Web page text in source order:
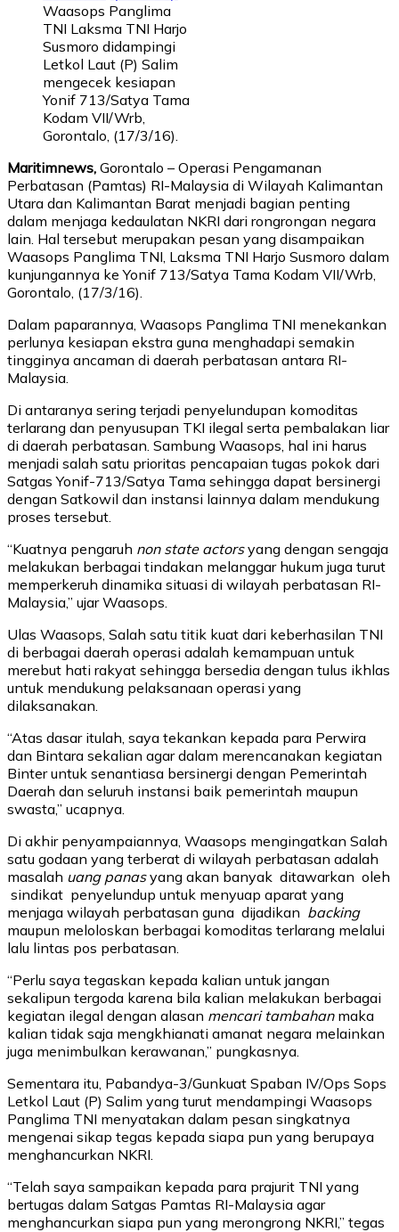
Waasops Panglima
TNI Laksma TNI Harjo
Susmoro didampingi
Letkol Laut (P) Salim
mengecek kesiapan
Yonif 713/Satya Tama
Kodam VII/Wrb,
Gorontalo, (17/3/16).
Maritimnews, Gorontalo – Operasi Pengamanan
Perbatasan (Pamtas) RI-Malaysia di Wilayah Kalimantan
Utara dan Kalimantan Barat menjadi bagian penting
dalam menjaga kedaulatan NKRI dari rongrongan negara
lain. Hal tersebut merupakan pesan yang disampaikan
Waasops Panglima TNI, Laksma TNI Harjo Susmoro dalam
kunjungannya ke Yonif 713/Satya Tama Kodam VII/Wrb,
Gorontalo, (17/3/16).
Dalam paparannya, Waasops Panglima TNI menekankan
perlunya kesiapan ekstra guna menghadapi semakin
tingginya ancaman di daerah perbatasan antara RI-
Malaysia.
Di antaranya sering terjadi penyelundupan komoditas
terlarang dan penyusupan TKI ilegal serta pembalakan liar
di daerah perbatasan. Sambung Waasops, hal ini harus
menjadi salah satu prioritas pencapaian tugas pokok dari
Satgas Yonif-713/Satya Tama sehingga dapat bersinergi
dengan Satkowil dan instansi lainnya dalam mendukung
proses tersebut.
“Kuatnya pengaruh non state actorsyang dengan sengaja
melakukan berbagai tindakan melanggar hukum juga turut
memperkeruh dinamika situasi di wilayah perbatasan RI-
Malaysia,” ujar Waasops.
Ulas Waasops, Salah satu titik kuat dari keberhasilan TNI
di berbagai daerah operasi adalah kemampuan untuk
merebut hati rakyat sehingga bersedia dengan tulus ikhlas
untuk mendukung pelaksanaan operasi yang
dilaksanakan.
“Atas dasar itulah, saya tekankan kepada para Perwira
dan Bintara sekalian agar dalam merencanakan kegiatan
Binter untuk senantiasa bersinergi dengan Pemerintah
Daerah dan seluruh instansi baik pemerintah maupun
swasta,” ucapnya.
Di akhir penyampaiannya, Waasops mengingatkan Salah
satu godaan yang terberat di wilayah perbatasan adalah
masalah uang panasyang akan banyak ditawarkan oleh
sindikat penyelundup untuk menyuap aparat yang
menjaga wilayah perbatasan guna dijadikan backing
maupun meloloskan berbagai komoditas terlarang melalui
lalu lintas pos perbatasan.
“Perlu saya tegaskan kepada kalian untuk jangan
sekalipun tergoda karena bila kalian melakukan berbagai
kegiatan ilegal dengan alasan mencari tambahan maka
kalian tidak saja mengkhianati amanat negara melainkan
juga menimbulkan kerawanan,” pungkasnya.
Sementara itu, Pabandya-3/Gunkuat Spaban IV/Ops Sops
Letkol Laut (P) Salim yang turut mendampingi Waasops
Panglima TNI menyatakan dalam pesan singkatnya
mengenai sikap tegas kepada siapa pun yang berupaya
menghancurkan NKRI.
“Telah saya sampaikan kepada para prajurit TNI yang
bertugas dalam Satgas Pamtas RI-Malaysia agar
menghancurkan siapa pun yang merongrong NKRI,” tegas